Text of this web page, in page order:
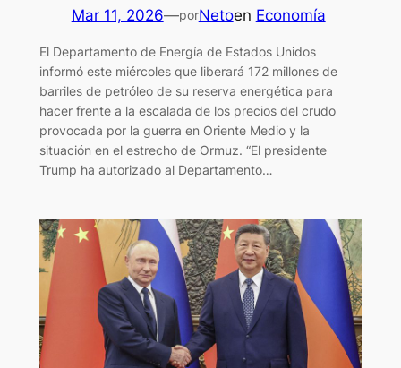
Mar 11, 2026—porNetoen Economía
El Departamento de Energía de Estados Unidos
informó este miércoles que liberará 172 millones de
barriles de petróleo de su reserva energética para
hacer frente a la escalada de los precios del crudo
provocada por la guerra en Oriente Medio y la
situación en el estrecho de Ormuz. “El presidente
Trump ha autorizado al Departamento…